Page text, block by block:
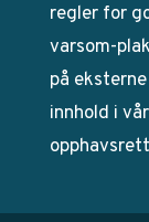
regler for
varsom-
på
innhold i